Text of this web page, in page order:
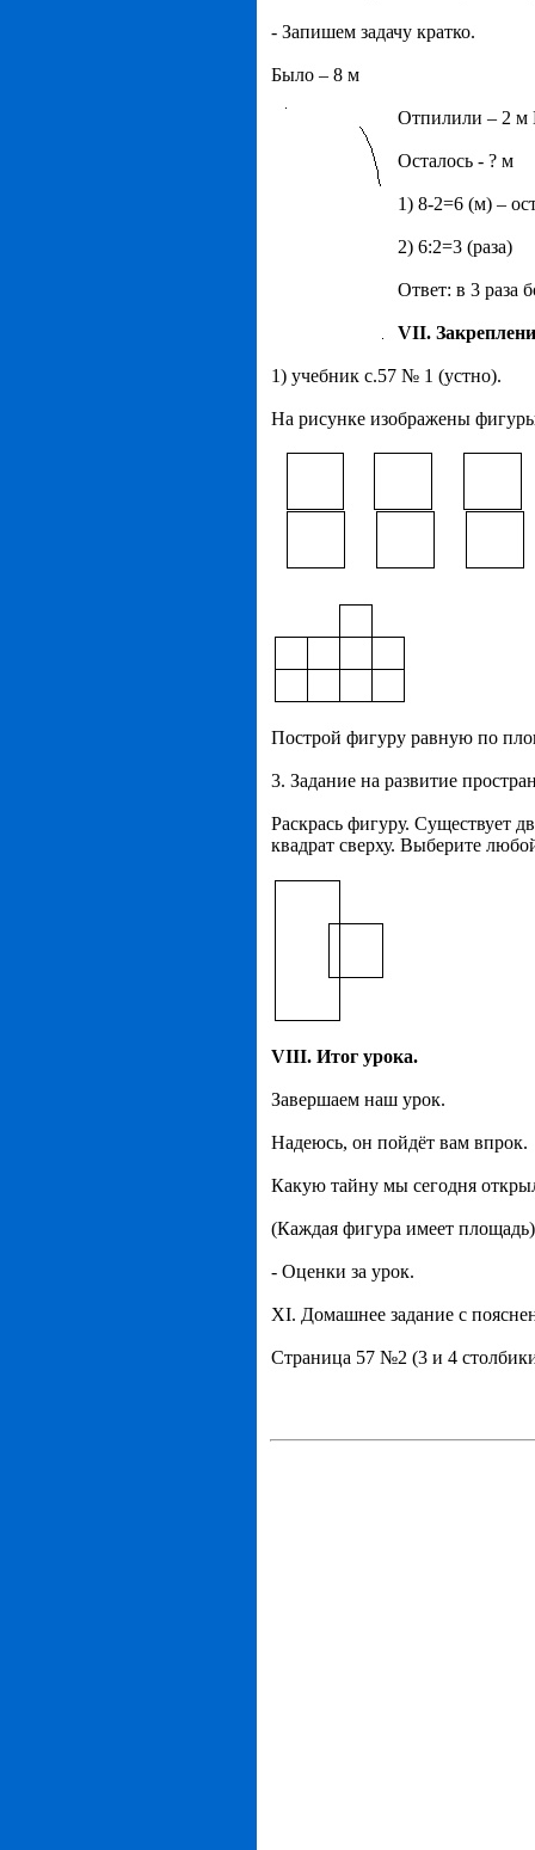
- Запишем задачу кратко.
Было – 8 м
Отпилили – 2 м
Осталось - ? м
1) 8-2=6 (м) –
2) 6:2=3 (раза)
Ответ: в 3 раза
VII.
1) учебник с.57 № 1 (устно).
На рисунке изображены
Построй фигуру равную по
3. Задание на развитие
Раскрась фигуру. Существует
квадрат сверху. Выберите
VIII. Итог урока.
Завершаем наш урок.
Надеюсь, он пойдёт вам впрок.
Какую тайну мы сегодня
(Каждая фигура имеет площадь)
- Оценки за урок.
XI. Домашнее задание с
Страница 57 №2 (3 и 4